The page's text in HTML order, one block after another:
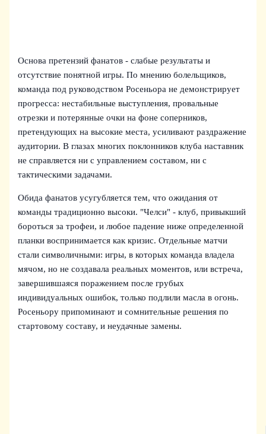
Основа претензий фанатов - слабые результаты и
отсутствие понятной игры. По мнению болельщиков,
команда под руководством Росеньора не демонстрирует
прогресса: нестабильные выступления, провальные
отрезки и потерянные очки на фоне соперников,
претендующих на высокие места, усиливают раздражение
аудитории. В глазах многих поклонников клуба наставник
не справляется ни с управлением составом, ни с
тактическими задачами.
Обида фанатов усугубляется тем, что ожидания от
команды традиционно высоки. "Челси" - клуб, привыкший
бороться за трофеи, и любое падение ниже определенной
планки воспринимается как кризис. Отдельные матчи
стали символичными: игры, в которых команда владела
мячом, но не создавала реальных моментов, или встреча,
завершившаяся поражением после грубых
индивидуальных ошибок, только подлили масла в огонь.
Росеньору припоминают и сомнительные решения по
стартовому составу, и неудачные замены.